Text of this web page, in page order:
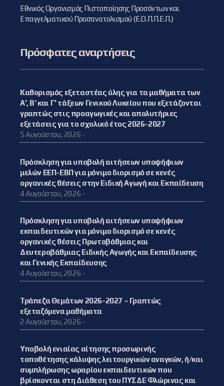
Εθνικός Οργανισμός Πιστοποίησης Προσόντων και
Επαγγελματικού Προσανατολισμού (Ε.Ο.Π.Π.Ε.Π.)
Πρόσφατες αναρτήσεις
Καθορισμός εξεταστέας ύλης για τα μαθήματα των
Α’, Β’ και Γ’ τάξεων Γενικού Λυκείου που εξετάζονται
γραπτώς στις προαγωγικές και απολυτήριες
εξετάσεις για το σχολικό έτος 2026-2027
5 Αυγούστου, 2026 -
Πρόσκληση για υποβολή αιτήσεων υποψήφιων
μελών ΕΕΠ-ΕΒΠ για μόνιμο διορισμό σε κενές
οργανικές θέσεις στην Ειδική Αγωγή και Εκπαίδευση
4 Αυγούστου, 2026 -
Πρόσκληση για υποβολή αιτήσεων υποψήφιων
εκπαιδευτικών για μόνιμο διορισμό σε κενές
οργανικές θέσεις Πρωτοβάθμιας και
Δευτεροβάθμιας Ειδικής Αγωγής και Εκπαίδευσης
και Γενικής Εκπαίδευσης
4 Αυγούστου, 2026 -
Τράπεζα Θεμάτων 2026-2027 – Γραπτώς
εξεταζόμενα μαθήματα
2 Αυγούστου, 2026 -
Υποβολή ενιαίας αίτησης προσωρινής
τοποθέτησης κάλυψης λειτουργικών αναγκών, ή/και
συμπλήρωσης ωραρίου εκπαιδευτικών που
βρίσκονται στη Διάθεση του ΠΥΣΔΕ Φλώρινας και